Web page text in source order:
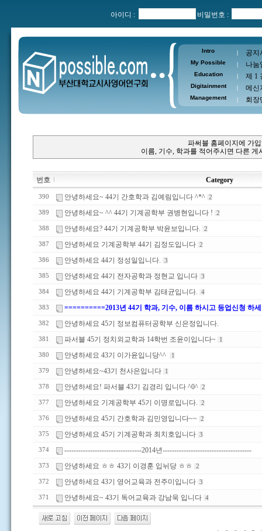
아이디 : 비밀번호 :
Intro | 공지
My Possible | 나눔
Education | 제 1
Digitainment | 메신
Management | 회장
파써블 홈페이지에 가
이름, 기수, 학과를 적어주시면 다른
번호 Category
390 안녕하세요~ 44기 간호학과 김예림입니다 ^*^ 2
389 안녕하세요~ ^^ 44기 기계공학부 권병현입니다 ! 2
388 안녕하세요? 44기 기계공학부 박윤보입니다. 2
387 안녕하세요 기계공학부 44기 김정도입니다 2
386 안녕하세요 44기 정성일입니다. 3
385 안녕하세요 44기 전자공학과 정현교 입니다 3
384 안녕하세요 44기 기계공학부 김태균입니다. 4
383 ==========2013년 44기 학과, 기수, 이름 하시고 등업신청 하
382 안녕하세요 45기 정보컴퓨터공학부 신은정입니다.
381 파서블 45기 정치외교학과 14학번 조윤이입니다~ 1
380 안녕하세요 43기 이가윤입니당^^ 1
379 안녕하세요~43기 천사은입니다 1
378 안녕하세요! 파서블 43기 김경리 입니다 ^0^ 2
377 안녕하세요 기계공학부 45기 이명로입니다. 2
376 안녕하세요 45기 간호학과 김민영입니다~~ 2
375 안녕하세요 45기 기계공학과 최치호입니다 3
374 ---------------------------------2014년--------------------------------------
373 안녕하세요 ㅎㅎ 43기 이경훈 입뉘당 ㅎㅎ 2
372 안녕하세요 43기 영어교육과 전주미입니다 3
371 안녕하세요~ 43기 독어교육과 강남욱 입니다 4